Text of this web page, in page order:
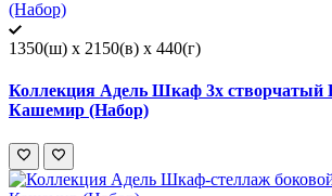
1350(ш) x 2150(в) x 440(г)
Коллекция Адель Шкаф 3х
Кашемир (Набор)